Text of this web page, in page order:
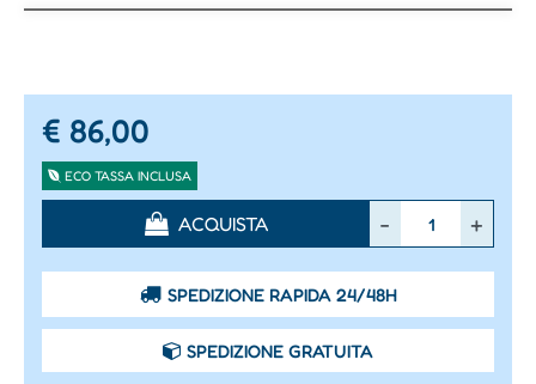
€ 86,00
ECO TASSA INCLUSA
ACQUISTA
SPEDIZIONE RAPIDA 24/48H
SPEDIZIONE GRATUITA